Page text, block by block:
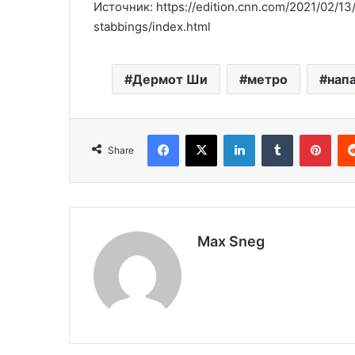
Источник: https://edition.cnn.com/2021/02/
stabbings/index.html
Дермот Ши метро
Share
Max Sneg